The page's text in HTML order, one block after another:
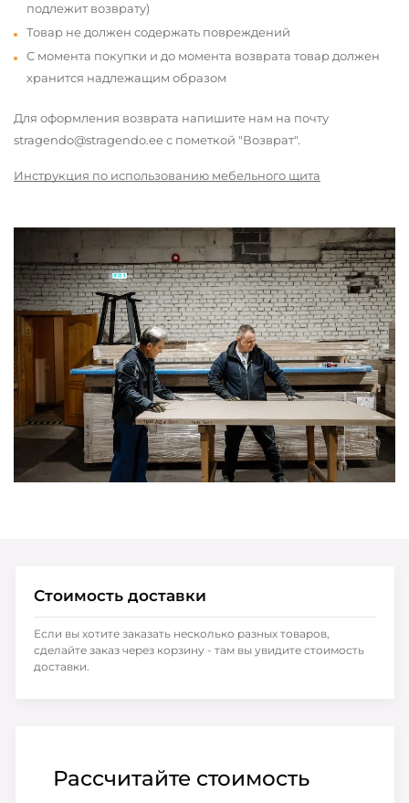
подлежит возврату)
Товар не должен содержать повреждений
С момента покупки и до момента возврата товар должен
хранится надлежащим образом
Для оформления возврата напишите нам на почту
stragendo@stragendo.ee с пометкой "Возврат".
Инструкция по использованию мебельного щита
Рассчитайте стоимость
Стоимость доставки
Если вы хотите заказать несколько разных товаров,
сделайте заказ через корзину - там вы увидите стоимость
доставки.